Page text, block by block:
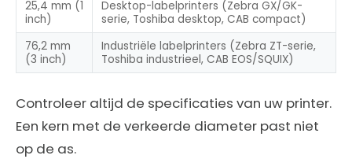
25,4 mm (1
inch)
Desktop-labelprinters (Zebra GX/GK-
serie, Toshiba desktop, CAB compact)
76,2 mm
(3 inch)
Industriële labelprinters (Zebra ZT-serie,
Toshiba industrieel, CAB EOS/SQUIX)
Controleer altijd de specificaties van uw printer.
Een kern met de verkeerde diameter past niet
op de as.